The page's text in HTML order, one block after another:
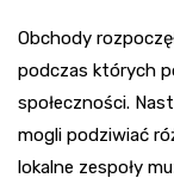
Obchody
podczas których
społeczności.
mogli podziwiać
lokalne zespoły